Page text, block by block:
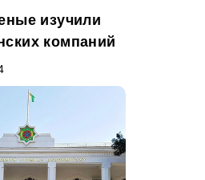
изучили
компаний